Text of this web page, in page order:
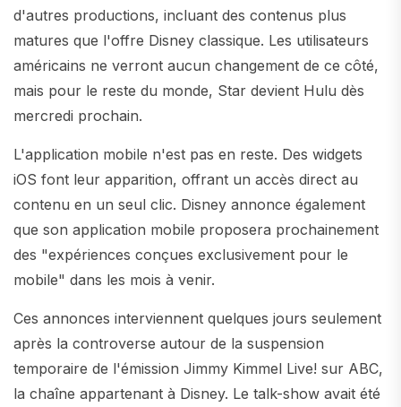
d'autres productions, incluant des contenus plus
matures que l'offre Disney classique. Les utilisateurs
américains ne verront aucun changement de ce côté,
mais pour le reste du monde, Star devient Hulu dès
mercredi prochain.
L'application mobile n'est pas en reste. Des widgets
iOS font leur apparition, offrant un accès direct au
contenu en un seul clic. Disney annonce également
que son application mobile proposera prochainement
des "expériences conçues exclusivement pour le
mobile" dans les mois à venir.
Ces annonces interviennent quelques jours seulement
après la controverse autour de la suspension
temporaire de l'émission Jimmy Kimmel Live! sur ABC,
la chaîne appartenant à Disney. Le talk-show avait été